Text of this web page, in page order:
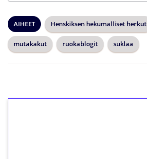
AIHEET Henskiksen hekumalliset herkut
mutakakut ruokablogit suklaa